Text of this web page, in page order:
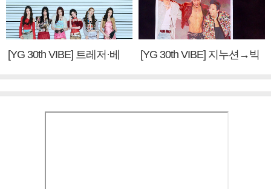
[YG 30th VIBE] 트레저·베
[YG 30th VIBE] 지누션→빅